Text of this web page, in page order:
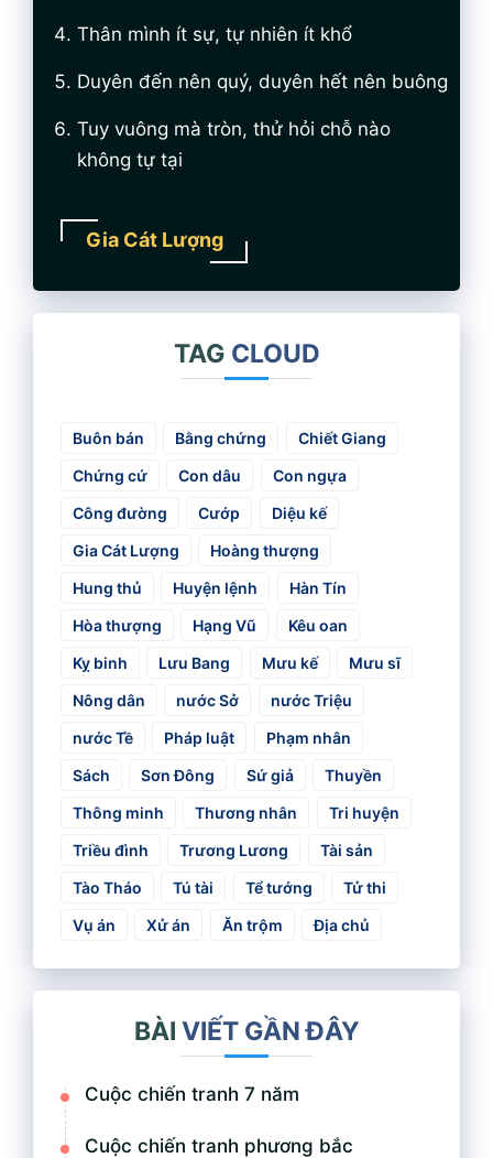
Thân mình ít sự, tự nhiên ít khổ
Duyên đến nên quý, duyên hết nên buông
Tuy vuông mà tròn, thử hỏi chỗ nào
không tự tại
Gia Cát Lượng
TAG CLOUD
Buôn bán Bằng chứng
Chiết Giang
Chứng cứ
Con dâu
Con ngựa
Công đường
Cướp
Diệu kế
Gia Cát Lượng
Hoàng thượng
Hung thủ
Huyện lệnh
Hàn Tín
Hòa thượng
Hạng Vũ
Kêu oan
Kỵ binh
Lưu Bang Mưu kế
Mưu sĩ
Nông dân
nước Sở
nước Triệu
nước Tề
Pháp luật
Phạm nhân
Sách
Sơn Đông Sứ giả
Thuyền
Thông minh
Thương nhân
Tri huyện
Triều đình
Trương Lương
Tài sản
Tào Tháo
Tú tài Tể tướng
Tử thi
Vụ án
Xử án Ăn trộm Địa chủ
BÀI VIẾT GẦN ĐÂY
Cuộc chiến tranh 7 năm
Cuộc chiến tranh phương bắc